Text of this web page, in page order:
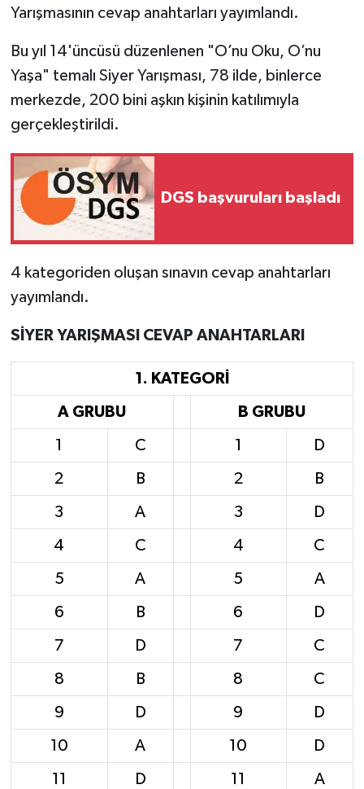
Yarışmasının cevap anahtarları yayımlandı.
Bu yıl 14'üncüsü düzenlenen "O’nu Oku, O’nu
Yaşa" temalı Siyer Yarışması, 78 ilde, binlerce
merkezde, 200 bini aşkın kişinin katılımıyla
gerçekleştirildi.
DGS başvuruları başladı
4 kategoriden oluşan sınavın cevap anahtarları
yayımlandı.
SİYER YARIŞMASI CEVAP ANAHTARLARI
1. KATEGORİ
A GRUBU B GRUBU
1 C 1 D
2 B 2 B
3 A 3 D
4 C 4 C
5 A 5 A
6 B 6 D
7 D 7 C
8 B 8 C
9 D 9 D
10 A 10 D
11 D 11 A